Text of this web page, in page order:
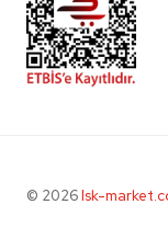
© 2026Isk-